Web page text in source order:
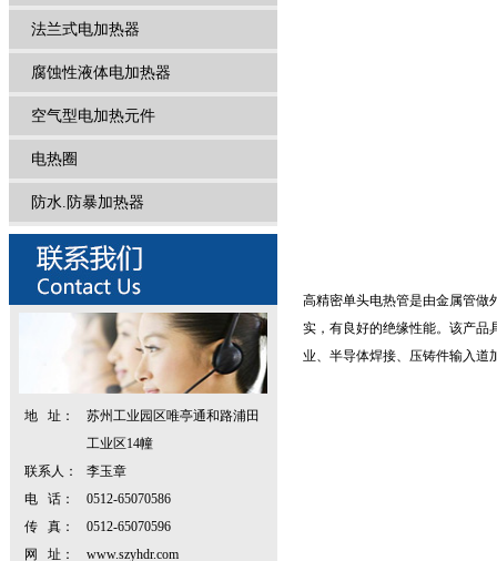
法兰式电加热器
腐蚀性液体电加热器
空气型电加热元件
电热圈
防水.防暴加热器
地 址：
苏州工业园区唯亭通和路浦田
工业区14幢
联系人：
李玉章
电 话：
0512-65070586
传 真：
0512-65070596
网 址：
www.szyhdr.com
高精密单头电热管是由金属管做
实，有良好的绝缘性能。该产品
业、半导体焊接、压铸件输入道